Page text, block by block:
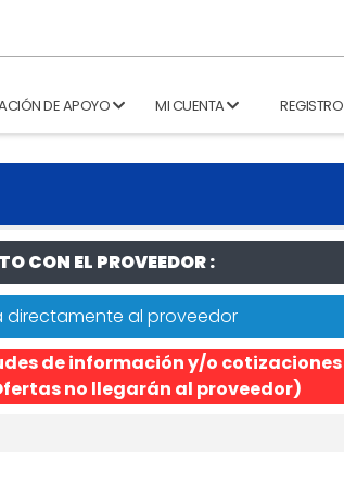
DE APOYO MI CUENTA REGISTRO
CON EL PROVEEDOR :
directamente al proveedor
de información y/o cotizaciones
no llegarán al proveedor)